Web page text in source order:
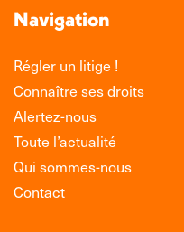
Navigation
Régler un litige !
Connaître ses droits
Alertez-nous
Toute l’actualité
Qui sommes-nous
Contact